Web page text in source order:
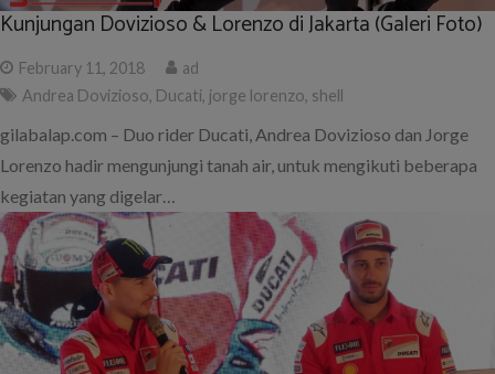
Kunjungan Dovizioso & Lorenzo di Jakarta (Galeri Foto)
February 11, 2018
ad
Andrea Dovizioso, Ducati, jorge lorenzo, shell
gilabalap.com – Duo rider Ducati, Andrea Dovizioso dan Jorge
Lorenzo hadir mengunjungi tanah air, untuk mengikuti beberapa
kegiatan yang digelar…